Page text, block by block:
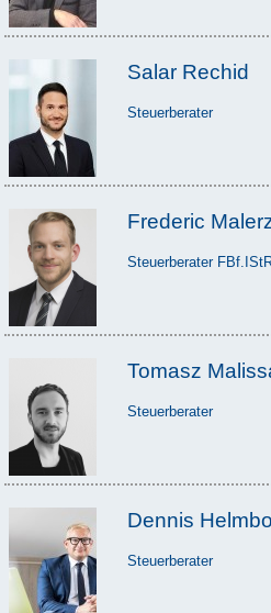
Salar Rechid
Steuerberater
Frederic
Steuerberater
Tomasz
Steuerberater
Dennis
Steuerberater